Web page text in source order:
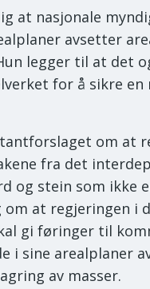
at nasjonale
avsetter
legger til at det
for å sikre
om at
fra det
og stein som ikke
om at regjeringen i
gi føringer til
i sine arealplaner
av masser.